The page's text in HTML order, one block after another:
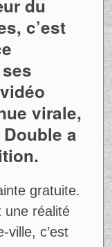
du
c’est
virale,
a
gratuite.
une réalité
ville, c’est